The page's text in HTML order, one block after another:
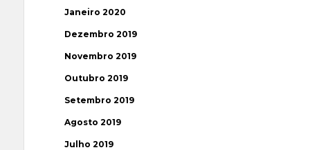
Janeiro 2020
Dezembro 2019
Novembro 2019
Outubro 2019
Setembro 2019
Agosto 2019
Julho 2019